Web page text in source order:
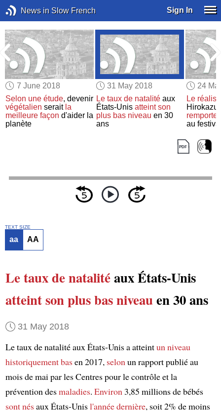
News in Slow French Sign In
7 June 2018
Selon une étude, devenir
végétalien serait la
meilleure façon d'aider la
planète
31 May 2018
Le taux de natalitéaux
États-Unis atteint son
plus bas niveau en 30
ans
24
Le
Hirokazu
remporte
au
TEXT SIZE
aa AA
Le taux de natalitéaux États-Unis
atteintson plus bas niveauen 30 ans
31 May 2018
Le taux de natalité aux États-Unis a atteintun niveau
historiquement basen 2017, selonun rapport publié au
mois de mai par les Centres pour le contrôle et la
prévention desmaladies. Environ3,85 millions de bébés
sont nésaux États-Unisl'année dernière, soit 2% de moins